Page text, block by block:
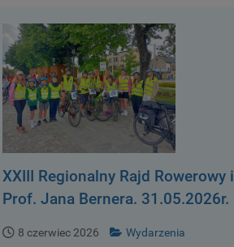
XXIII Regionalny Rajd Rowerowy
Prof. Jana Bernera. 31.05.2026r.
8 czerwiec 2026 Wydarzenia